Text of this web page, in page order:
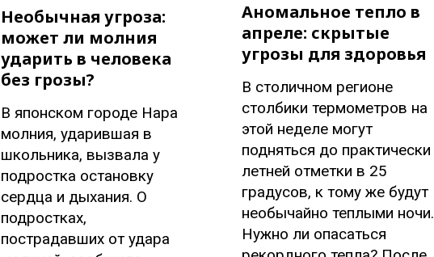
Необычная угроза:
может ли молния
ударить в человека
без грозы?
В японском городе Нара
молния, ударившая в
школьника, вызвала у
подростка остановку
сердца и дыхания. О
подростках,
пострадавших от удара
Аномальное тепло в
апреле: скрытые
угрозы для здоровья
В столичном регионе
столбики термометров на
этой неделе могут
подняться до практически
летней отметки в 25
градусов, к тому же будут
необычайно теплыми ночи.
Нужно ли опасаться